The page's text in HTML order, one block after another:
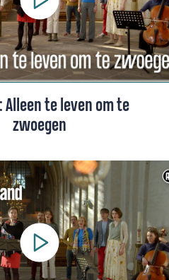
Alleen te leven om te
zwoegen
Liedboek, gezongen door
o.l.v. Hanna Rijken.